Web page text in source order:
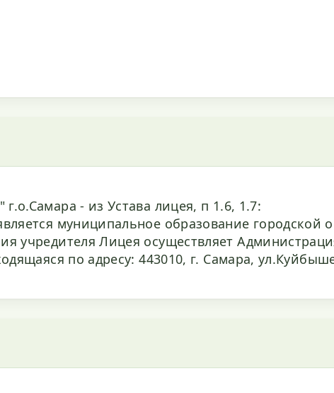
- из Устава лицея, п 1.6, 1.7:
муниципальное образование городской
учредителя Лицея осуществляет
по адресу: 443010, г. Самара,